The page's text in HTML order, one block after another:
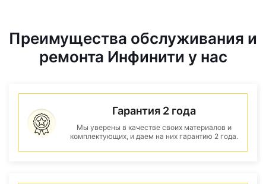
Преимущества обслуживания и
ремонта Инфинити у нас
Гарантия 2 года
Мы уверены в качестве своих материалов и
комплектующих, и даем на них гарантию 2 года.